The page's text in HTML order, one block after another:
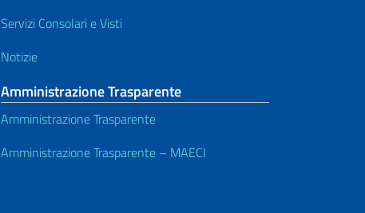
Servizi Consolari e Visti
Notizie
Amministrazione Trasparente
Amministrazione Trasparente
Amministrazione Trasparente – MAECI